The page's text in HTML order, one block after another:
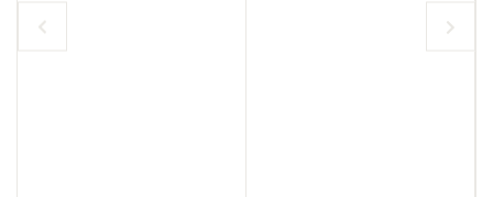
-10%